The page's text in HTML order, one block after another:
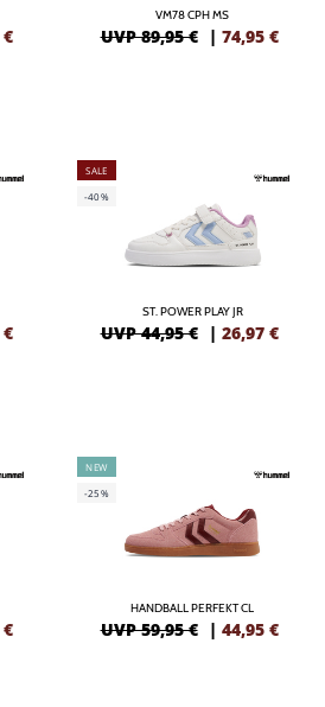
€
VM78 CPH MS
UVP 89,95 € | 74,95 €
€
SALE
-40%
ST. POWER PLAY JR
UVP 44,95 € | 26,97 €
€
NEW
-25%
HANDBALL PERFEKT CL
UVP 59,95 € | 44,95 €